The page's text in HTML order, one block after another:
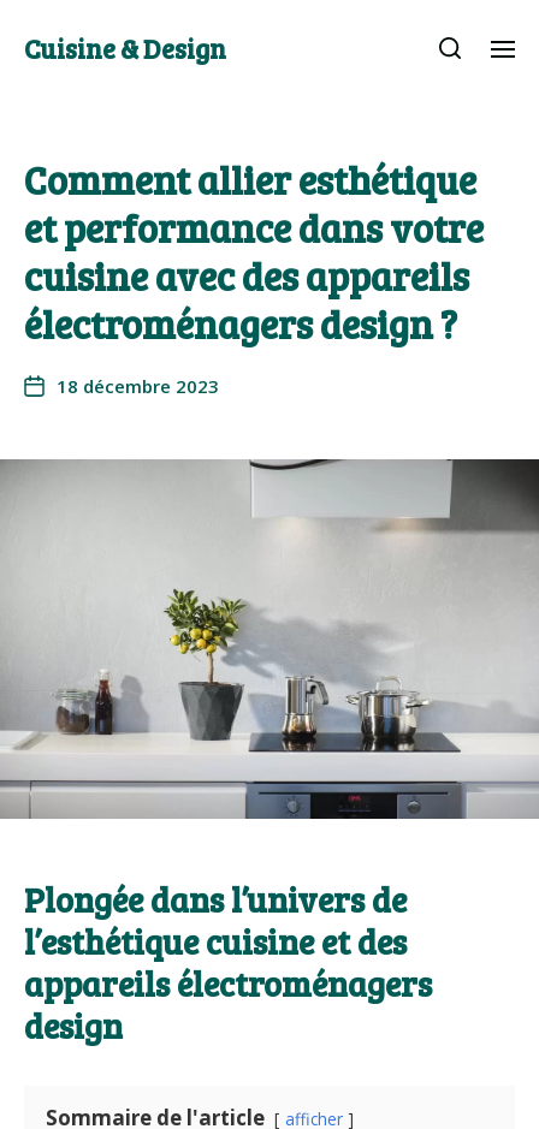
Cuisine & Design
Comment allier esthétique
et performance dans votre
cuisine avec des appareils
électroménagers design ?
18 décembre 2023
Plongée dans l’univers de
l’esthétique cuisine et des
appareils électroménagers
design
Sommaire de l'article afficher